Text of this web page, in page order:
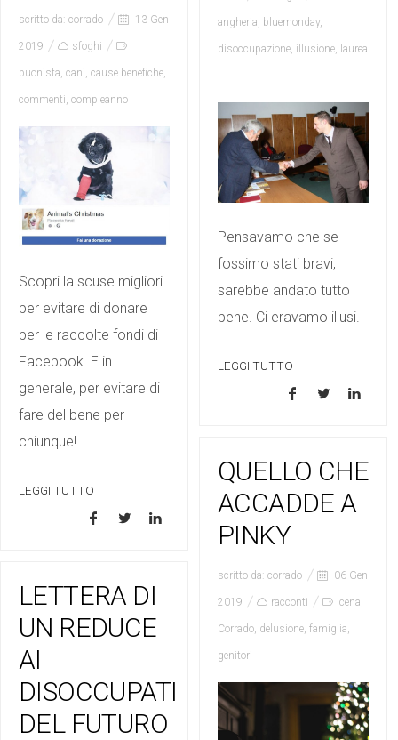
angheria, bluemonday,
disoccupazione, illusione, laurea
Pensavamo che se
fossimo stati bravi,
sarebbe andato tutto
bene. Ci eravamo illusi.
LEGGI TUTTO
scritto da: corrado 13 Gen
2019 sfoghi
buonista, cani, cause benefiche,
commenti, compleanno
Scopri la scuse migliori
per evitare di donare
per le raccolte fondi di
Facebook. E in
generale, per evitare di
fare del bene per
chiunque!
LEGGI TUTTO
QUELLO CHE
ACCADDE A
PINKY
scritto da: corrado 06 Gen
2019 racconti cena,
Corrado, delusione, famiglia,
genitori
LETTERA DI
UN REDUCE
AI
DISOCCUPATI
DEL FUTURO